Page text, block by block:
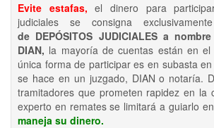
Evite estafas, el dinero para
judiciales se consigna
de DEPÓSITOS JUDICIALES a
DIAN, la mayoría de cuentas están en
única forma de participar es en subasta
se hace en un juzgado, DIAN o notaría.
tramitadores que prometen rapidez en la
experto en remates se limitará a guiarlo
maneja su dinero.